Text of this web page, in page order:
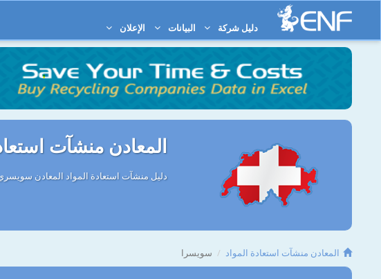
دليل شركة البيانات الإعلان
المعادن منشآت
دليل منشآت استعادة المواد المعادن
المعادن منشآت استعادة المواد سويسرا